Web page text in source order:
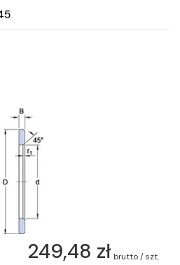
249,48 zł brutto / szt.